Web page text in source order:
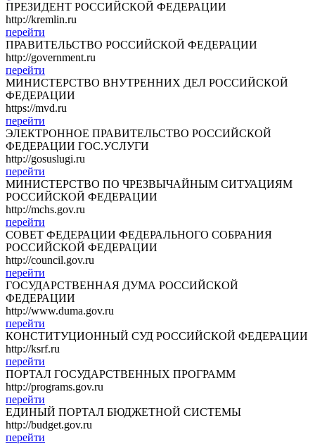
ПРЕЗИДЕНТ РОССИЙСКОЙ ФЕДЕРАЦИИ
http://kremlin.ru
перейти
ПРАВИТЕЛЬСТВО РОССИЙСКОЙ ФЕДЕРАЦИИ
http://government.ru
перейти
МИНИСТЕРСТВО ВНУТРЕННИХ ДЕЛ РОССИЙСКОЙ
ФЕДЕРАЦИИ
https://mvd.ru
перейти
ЭЛЕКТРОННОЕ ПРАВИТЕЛЬСТВО РОССИЙСКОЙ
ФЕДЕРАЦИИ ГОС.УСЛУГИ
http://gosuslugi.ru
перейти
МИНИСТЕРСТВО ПО ЧРЕЗВЫЧАЙНЫМ СИТУАЦИЯМ
РОССИЙСКОЙ ФЕДЕРАЦИИ
http://mchs.gov.ru
перейти
СОВЕТ ФЕДЕРАЦИИ ФЕДЕРАЛЬНОГО СОБРАНИЯ
РОССИЙСКОЙ ФЕДЕРАЦИИ
http://council.gov.ru
перейти
ГОСУДАРСТВЕННАЯ ДУМА РОССИЙСКОЙ
ФЕДЕРАЦИИ
http://www.duma.gov.ru
перейти
КОНСТИТУЦИОННЫЙ СУД РОССИЙСКОЙ ФЕДЕРАЦИИ
http://ksrf.ru
перейти
ПОРТАЛ ГОСУДАРСТВЕННЫХ ПРОГРАММ
http://programs.gov.ru
перейти
ЕДИНЫЙ ПОРТАЛ БЮДЖЕТНОЙ СИСТЕМЫ
http://budget.gov.ru
перейти